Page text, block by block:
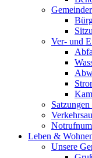
Ver- und
Leben &
Unsere